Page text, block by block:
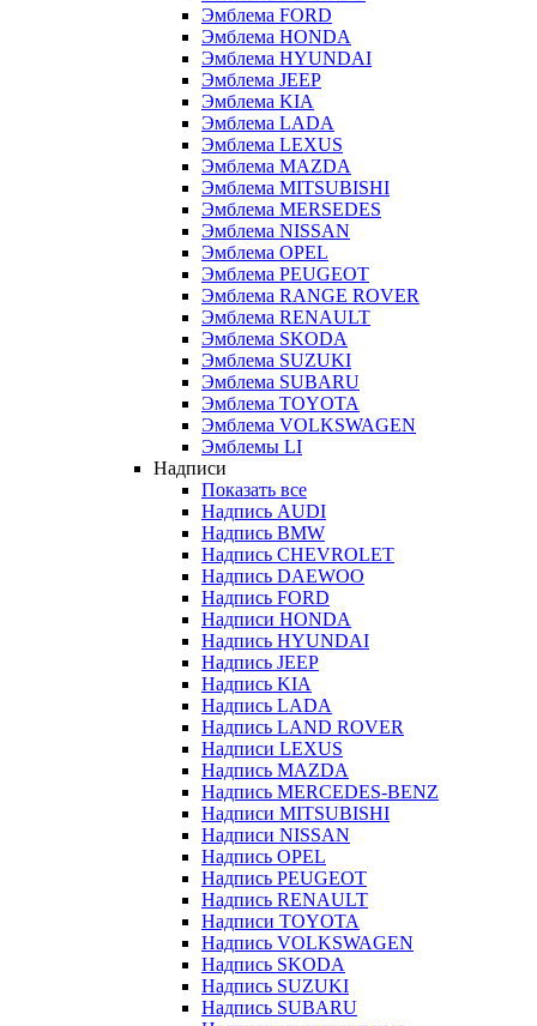
Эмблема FORD
Эмблема HONDA
Эмблема HYUNDAI
Эмблема JEEP
Эмблема KIA
Эмблема LADA
Эмблема LEXUS
Эмблема MAZDA
Эмблема MITSUBISHI
Эмблема MERSEDES
Эмблема NISSAN
Эмблема OPEL
Эмблема PEUGEOT
Эмблема RANGE ROVER
Эмблема RENAULT
Эмблема SKODA
Эмблема SUZUKI
Эмблема SUBARU
Эмблема TOYOTA
Эмблема VOLKSWAGEN
Эмблемы LI
Надписи
Показать все
Надпись AUDI
Надпись BMW
Надпись CHEVROLET
Надпись DAEWOO
Надпись FORD
Надписи HONDA
Надпись HYUNDAI
Надпись JEEP
Надпись KIA
Надпись LADA
Надпись LAND ROVER
Надписи LEXUS
Надпись MAZDA
Надпись MERCEDES-BENZ
Надписи MITSUBISHI
Надписи NISSAN
Надпись OPEL
Надпись PEUGEOT
Надпись RENAULT
Надписи TOYOTA
Надпись VOLKSWAGEN
Надпись SKODA
Надпись SUZUKI
Надпись SUBARU